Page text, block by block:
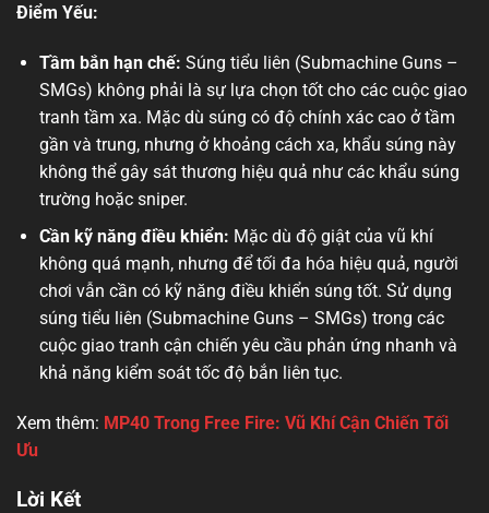
Điểm Yếu:
Tầm bắn hạn chế: Súng tiểu liên (Submachine Guns –
SMGs) không phải là sự lựa chọn tốt cho các cuộc giao
tranh tầm xa. Mặc dù súng có độ chính xác cao ở tầm
gần và trung, nhưng ở khoảng cách xa, khẩu súng này
không thể gây sát thương hiệu quả như các khẩu súng
trường hoặc sniper.
Cần kỹ năng điều khiển: Mặc dù độ giật của vũ khí
không quá mạnh, nhưng để tối đa hóa hiệu quả, người
chơi vẫn cần có kỹ năng điều khiển súng tốt. Sử dụng
súng tiểu liên (Submachine Guns – SMGs) trong các
cuộc giao tranh cận chiến yêu cầu phản ứng nhanh và
khả năng kiểm soát tốc độ bắn liên tục.
Xem thêm: MP40 Trong Free Fire: Vũ Khí Cận Chiến Tối
Ưu
Lời Kết